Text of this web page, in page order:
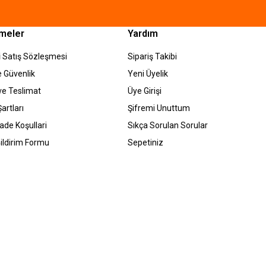
Sözleşmesi
Güvenlik
Teslimat
Koşullari
Formu
Yardım
Sipariş Takibi
Yeni Üyelik
Üye Girişi
Şifremi Unuttum
Sıkça Sorulan Sorular
Sepetiniz